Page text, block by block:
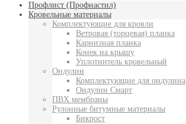
Профлист (Профнастил)
Кровельные материалы
Комплектующие для кровли
Ветровая (торцевая) планка
Карнизная планка
Конек на крышу
Уплотнитель кровельный
Ондулин
Комплектующие для ондулина
Ондулин Смарт
ПВХ мембраны
Рулонные битумные материалы
Бикрост